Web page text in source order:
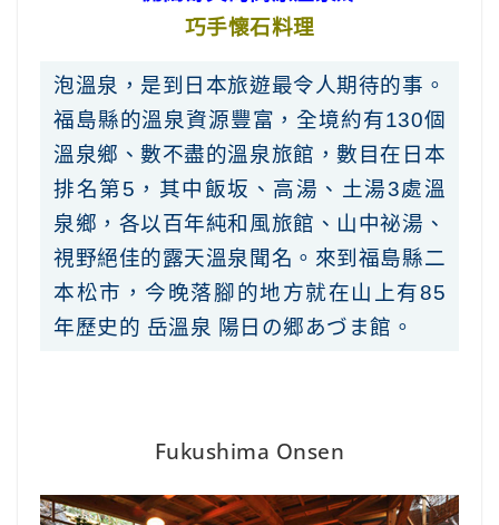
巧手懷石料理
泡溫泉，是到日本旅遊最令人期待的事。
福島縣的溫泉資源豐富，全境約有130個
溫泉鄉、數不盡的溫泉旅館，數目在日本
排名第5，其中飯坂、高湯、土湯3處溫
泉鄉，各以百年純和風旅館、山中祕湯、
視野絕佳的露天溫泉聞名。來到福島縣二
本松市，今晚落腳的地方就在山上有85
年歷史的 岳溫泉 陽日の郷あづま館。
Fukushima Onsen